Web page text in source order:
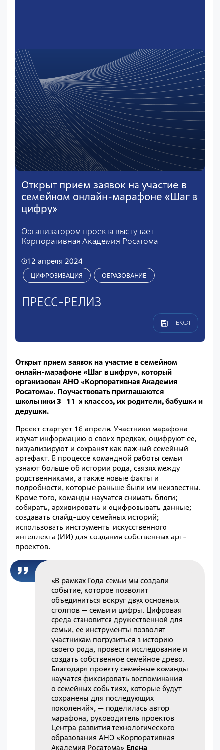
Открыт прием заявок на участие в
семейном онлайн-марафоне «Шаг в
цифру»
Организатором проекта выступает
Корпоративная Академия Росатома
12 апреля 2024
ЦИФРОВИЗАЦИЯ ОБРАЗОВАНИЕ
ПРЕСС-РЕЛИЗ
ТЕКСТ
Открыт прием заявок на участие в семейном
онлайн-марафоне «Шаг в цифру», который
организован АНО «Корпоративная Академия
Росатома». Поучаствовать приглашаются
школьники 3–11-х классов, их родители, бабушки и
дедушки.
Проект стартует 18 апреля. Участники марафона
изучат информацию о своих предках, оцифруют ее,
визуализируют и сохранят как важный семейный
артефакт. В процессе командной работы семьи
узнают больше об истории рода, связях между
родственниками, а также новые факты и
подробности, которые раньше были им неизвестны.
Кроме того, команды научатся снимать блоги;
собирать, архивировать и оцифровывать данные;
создавать слайд-шоу семейных историй;
использовать инструменты искусственного
интеллекта (ИИ) для создания собственных арт-
проектов.
«В рамках Года семьи мы создали
событие, которое позволит
объединиться вокруг двух основных
столпов — семьи и цифры. Цифровая
среда становится дружественной для
семьи, ее инструменты позволят
участникам погрузиться в историю
своего рода, провести исследование и
создать собственное семейное древо.
Благодаря проекту семейные команды
научатся фиксировать воспоминания
о семейных событиях, которые будут
сохранены для последующих
поколений», — поделилась автор
марафона, руководитель проектов
Центра развития технологического
образования АНО «Корпоративная
Академия Росатома» Елена